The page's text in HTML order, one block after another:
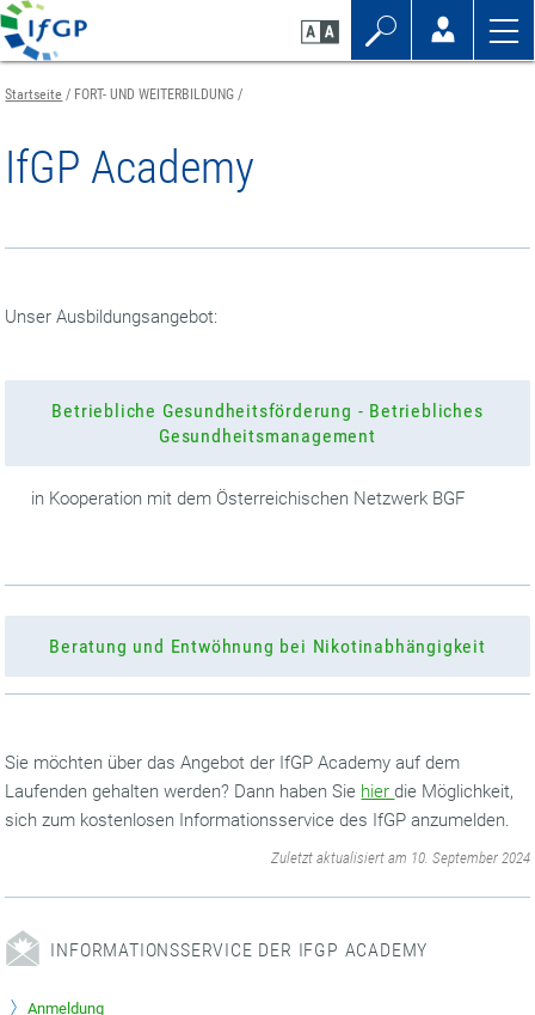
Zum
Seiteninhalt
springen
Zur
Navigation
springen
Zur
Mobilen
Navigation
springen
Startseite FORT- UND WEITERBILDUNG
IfGP Academy
Unser Ausbildungsangebot:
Betriebliche Gesundheitsförderung - Betriebliches
Gesundheitsmanagement
in Kooperation mit dem Österreichischen Netzwerk BGF
Beratung und Entwöhnung bei Nikotinabhängigkeit
Sie möchten über das Angebot der IfGP Academy auf dem
Laufenden gehalten werden? Dann haben Sie hierdie Möglichkeit,
sich zum kostenlosen Informationsservice des IfGP anzumelden.
Zuletzt aktualisiert am 10. September 2024
INFORMATIONSSERVICE DER IFGP ACADEMY
Anmeldung